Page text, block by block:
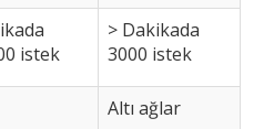
istek
> Dakikada
3000 istek
Altı ağlar